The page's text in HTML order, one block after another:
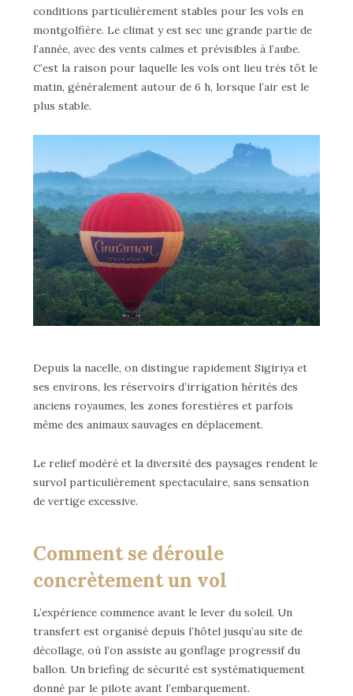
conditions particulièrement stables pour les vols en
montgolfière. Le climat y est sec une grande partie de
l’année, avec des vents calmes et prévisibles à l’aube.
C’est la raison pour laquelle les vols ont lieu très tôt le
matin, généralement autour de 6 h, lorsque l’air est le
plus stable.
Depuis la nacelle, on distingue rapidement Sigiriya et
ses environs, les réservoirs d’irrigation hérités des
anciens royaumes, les zones forestières et parfois
même des animaux sauvages en déplacement.
Le relief modéré et la diversité des paysages rendent le
survol particulièrement spectaculaire, sans sensation
de vertige excessive.
Comment se déroule
concrètement un vol
L’expérience commence avant le lever du soleil. Un
transfert est organisé depuis l’hôtel jusqu’au site de
décollage, où l’on assiste au gonflage progressif du
ballon. Un briefing de sécurité est systématiquement
donné par le pilote avant l’embarquement.